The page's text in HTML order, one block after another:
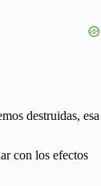
destruidas, esa
con los efectos